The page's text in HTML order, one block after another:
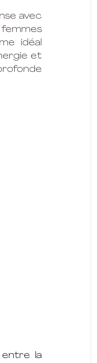
avec
idéal
et
entre la